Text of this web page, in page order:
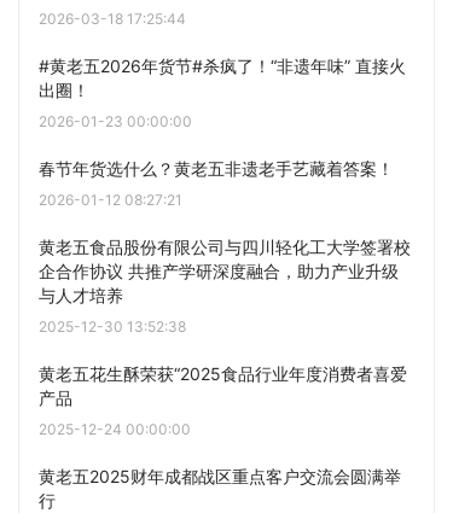
2026-03-18 17:25:44
#黄老五2026年货节#杀疯了！“非遗年味” 直接火
出圈！
2026-01-23 00:00:00
春节年货选什么？黄老五非遗老手艺藏着答案！
2026-01-12 08:27:21
黄老五食品股份有限公司与四川轻化工大学签署校
企合作协议 共推产学研深度融合，助力产业升级
与人才培养
2025-12-30 13:52:38
黄老五花生酥荣获“2025食品行业年度消费者喜爱
产品
2025-12-24 00:00:00
黄老五2025财年成都战区重点客户交流会圆满举
行